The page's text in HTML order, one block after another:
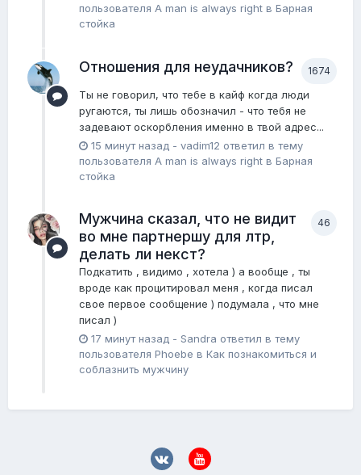
пользователя A man is always right в Барная
стойка
1674
Отношения для неудачников?
Ты не говорил, что тебе в кайф когда люди
ругаются, ты лишь обозначил - что тебя не
задевают оскорбления именно в твой адрес...
15 минут назад - vadim12 ответил в тему
пользователя A man is always right в Барная
стойка
46
Мужчина сказал, что не видит
во мне партнершу для лтр,
делать ли некст?
Подкатить , видимо , хотела ) а вообще , ты
вроде как процитировал меня , когда писал
свое первое сообщение ) подумала , что мне
писал )
17 минут назад - Sandrа ответил в тему
пользователя Phoebe в Как познакомиться и
соблазнить мужчину